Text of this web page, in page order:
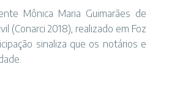
Mônica Maria Guimarães de
(Conarci 2018), realizado em Foz
sinaliza que os notários e